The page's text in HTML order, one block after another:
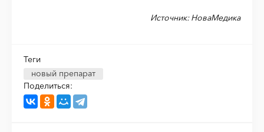
Источник: НоваМедика
Теги
новый препарат
Поделиться: